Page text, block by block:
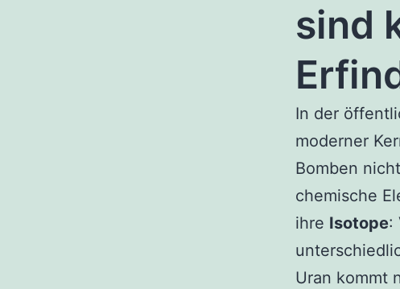
sind
In der
moderner
Bomben
chemische
ihre Isotope:
Uran kommt